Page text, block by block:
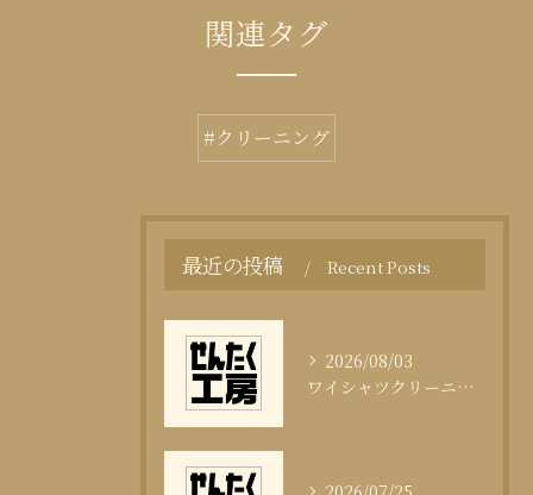
関連タグ
#クリーニング
最近の投稿 Recent Posts
2026/08/03
ワイシャツクリーニング頻度と清潔感の科学